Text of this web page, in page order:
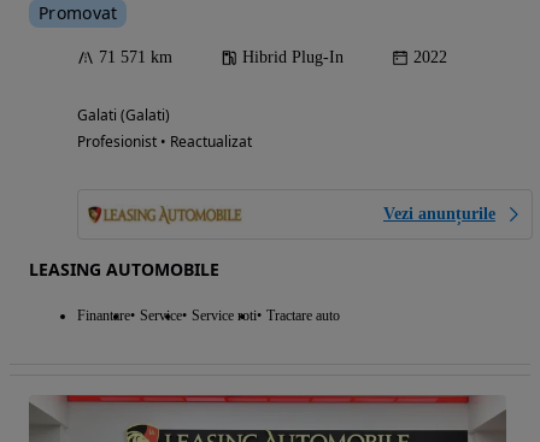
Promovat
71 571 km Hibrid Plug-In 2022
Galati (Galati)
Profesionist • Reactualizat
Vezi anunțurile
LEASING AUTOMOBILE
Finantare Service Service roti Tractare auto